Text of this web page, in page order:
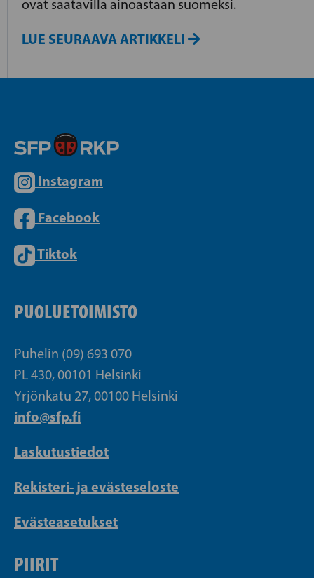
ovat saatavilla ainoastaan suomeksi.
LUE SEURAAVA ARTIKKELI
Instagram
Facebook
Tiktok
PUOLUETOIMISTO
Puhelin (09) 693 070
PL 430, 00101 Helsinki
Yrjönkatu 27, 00100 Helsinki
info@sfp.fi
Laskutustiedot
Rekisteri- ja evästeseloste
Evästeasetukset
PIIRIT